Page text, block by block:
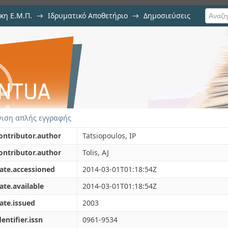
Ε.Μ.Π. → Ιδρυματικό Αποθετήριο → Δημοσιεύσεις
the cotton-stalk biomass
απλής εγγραφής
Tatsiopoulos, IP
Tolis, AJ
2014-03-01T01:18:54Z
2014-03-01T01:18:54Z
2003
0961-9534